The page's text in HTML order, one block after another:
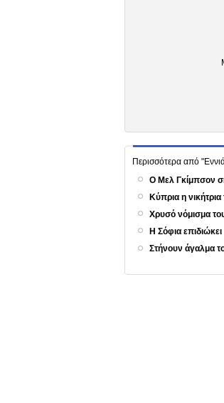
Περισσότερα από
Ο Μελ Γκίμπσον
Κύπρια η
Χρυσό νόμισμα
Η Σόφια
Στήνουν άγαλμα